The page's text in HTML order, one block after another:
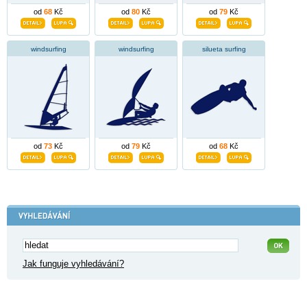
od 68 Kč od 80 Kč od 79 Kč
windsurfing
od 73 Kč
windsurfing
od 79 Kč
silueta surfing
od 68 Kč
Jak funguje vyhledávání?